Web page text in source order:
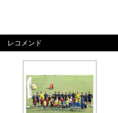
レコメンド